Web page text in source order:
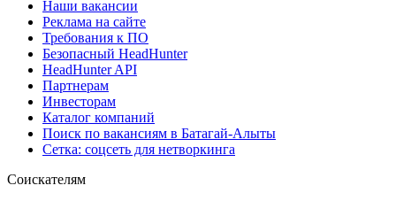
Наши вакансии
Реклама на сайте
Требования к ПО
Безопасный HeadHunter
HeadHunter API
Партнерам
Инвесторам
Каталог компаний
Поиск по вакансиям в Батагай-Алыты
Сетка: соцсеть для нетворкинга
Соискателям